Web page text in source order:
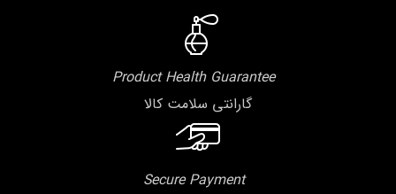
Product Health Guarantee
گارانتی سلامت کالا
Secure Payment